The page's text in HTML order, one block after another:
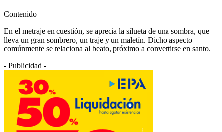
Contenido
En el metraje en cuestión, se aprecia la silueta de una sombra, que
lleva un gran sombrero, un traje y un maletín. Dicho aspecto
comúnmente se relaciona al beato, próximo a convertirse en santo.
- Publicidad -